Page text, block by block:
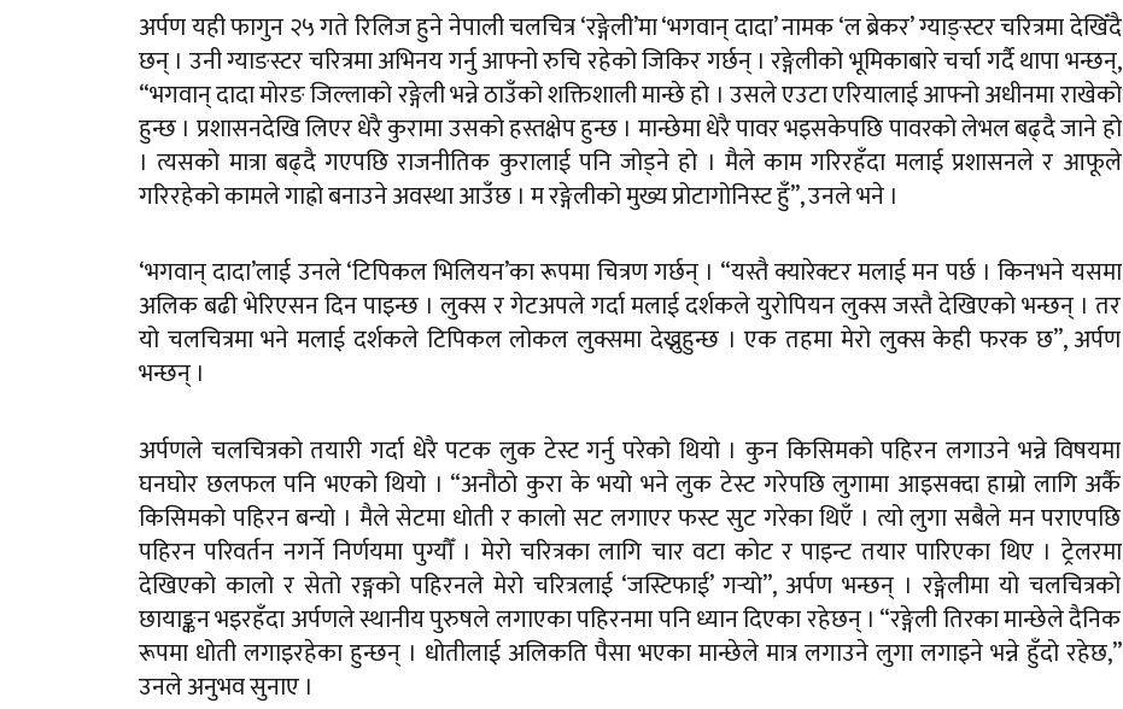
अर्पण यही फागुन २५ गते रिलिज हुने नेपाली चलचित्र ‘रङ्गेली’मा ‘भगवान् दादा’ नामक ‘ल ब्रेकर’ ग्याङ्स्टर चरित्रमा देखिँदै
छन् । उनी ग्याङस्टर चरित्रमा अभिनय गर्नु आफ्नो रुचि रहेको जिकिर गर्छन् । रङ्गेलीको भूमिकाबारे चर्चा गर्दै थापा भन्छन्,
“भगवान् दादा मोरङ जिल्लाको रङ्गेली भन्ने ठाउँको शक्तिशाली मान्छे हो । उसले एउटा एरियालाई आफ्नो अधीनमा राखेको
हुन्छ । प्रशासनदेखि लिएर धेरै कुरामा उसको हस्तक्षेप हुन्छ । मान्छेमा धेरै पावर भइसकेपछि पावरको लेभल बढ्दै जाने हो
। त्यसको मात्रा बढ्दै गएपछि राजनीतिक कुरालाई पनि जोड्ने हो । मैले काम गरिरहँदा मलाई प्रशासनले र आफूले
गरिरहेको कामले गाह्रो बनाउने अवस्था आउँछ । म रङ्गेलीको मुख्य प्रोटागोनिस्ट हुँ”, उनले भने ।
‘भगवान् दादा’लाई उनले ‘टिपिकल भिलियन’का रूपमा चित्रण गर्छन् । “यस्तै क्यारेक्टर मलाई मन पर्छ । किनभने यसमा
अलिक बढी भेरिएसन दिन पाइन्छ । लुक्स र गेटअपले गर्दा मलाई दर्शकले युरोपियन लुक्स जस्तै देखिएको भन्छन् । तर
यो चलचित्रमा भने मलाई दर्शकले टिपिकल लोकल लुक्समा देख्नुहुन्छ । एक तहमा मेरो लुक्स केही फरक छ”, अर्पण
भन्छन् ।
अर्पणले चलचित्रको तयारी गर्दा धेरै पटक लुक टेस्ट गर्नु परेको थियो । कुन किसिमको पहिरन लगाउने भन्ने विषयमा
घनघोर छलफल पनि भएको थियो । “अनौठो कुरा के भयो भने लुक टेस्ट गरेपछि लुगामा आइसक्दा हाम्रो लागि अर्कै
किसिमको पहिरन बन्यो । मैले सेटमा धोती र कालो सट लगाएर फस्ट सुट गरेका थिएँ । त्यो लुगा सबैले मन पराएपछि
पहिरन परिवर्तन नगर्ने निर्णयमा पुग्यौँ । मेरो चरित्रका लागि चार वटा कोट र पाइन्ट तयार पारिएका थिए । ट्रेलरमा
देखिएको कालो र सेतो रङ्गको पहिरनले मेरो चरित्रलाई ‘जस्टिफाई’ गर्‍यो”, अर्पण भन्छन् । रङ्गेलीमा यो चलचित्रको
छायाङ्कन भइरहँदा अर्पणले स्थानीय पुरुषले लगाएका पहिरनमा पनि ध्यान दिएका रहेछन् । “रङ्गेली तिरका मान्छेले दैनिक
रूपमा धोती लगाइरहेका हुन्छन् । धोतीलाई अलिकति पैसा भएका मान्छेले मात्र लगाउने लुगा लगाइने भन्ने हुँदो रहेछ,”
उनले अनुभव सुनाए ।